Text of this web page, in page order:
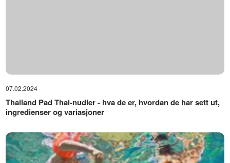
07.02.2024
Thailand Pad Thai-nudler - hva de er, hvordan de har sett ut,
ingredienser og variasjoner